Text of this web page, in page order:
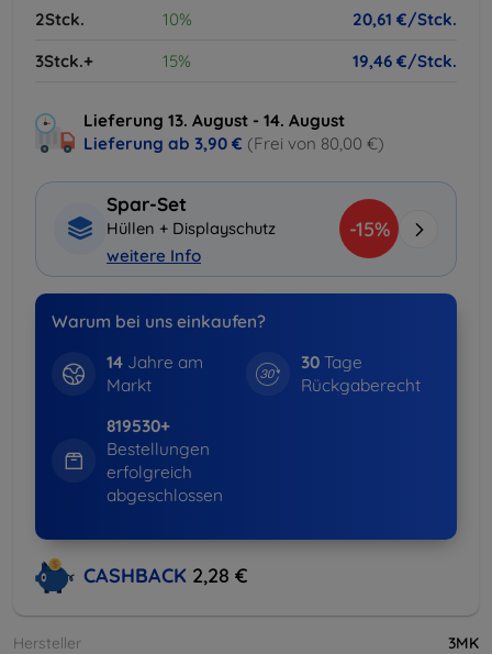
2Stck. 10%
20,61 €/Stck.
3Stck.+
15% 19,46 €/Stck.
Lieferung 13. August - 14. August
Lieferung ab 3,90 € (Frei von 80,00 €)
Spar-Set
Hüllen + Displayschutz
weitere Info
-15%
Warum bei uns einkaufen?
14Jahre am
Markt
30 Tage
Rückgaberecht
819530+
Bestellungen
erfolgreich
abgeschlossen
CASHBACK 2,28 €
Hersteller
3MK